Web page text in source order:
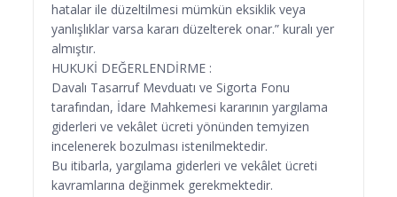
hatalar ile düzeltilmesi mümkün eksiklik veya
yanlışlıklar varsa kararı düzelterek onar.” kuralı yer
almıştır.
HUKUKİ DEĞERLENDİRME :
Davalı Tasarruf Mevduatı ve Sigorta Fonu
tarafından, İdare Mahkemesi kararının yargılama
giderleri ve vekâlet ücreti yönünden temyizen
incelenerek bozulması istenilmektedir.
Bu itibarla, yargılama giderleri ve vekâlet ücreti
kavramlarına değinmek gerekmektedir.